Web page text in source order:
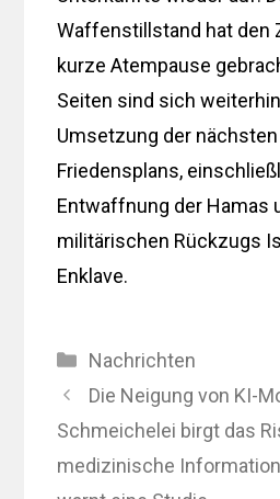
Waffenstillstand hat den
kurze Atempause
Seiten sind sich
Umsetzung der
Friedensplans,
Entwaffnung der Hamas
militärischen Rückzugs
Enklave.
Kategorien
Nachrichten
Die Neigung von KI-
Schmeichelei birgt das
medizinische